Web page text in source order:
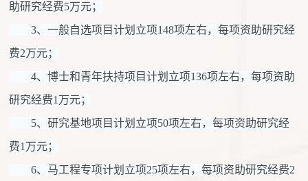
助研究经费5万元；
3、一般自选项目计划立项148项左右，每项资助研究经
费2万元；
4、博士和青年扶持项目计划立项136项左右，每项资助
研究经费1万元；
5、研究基地项目计划立项50项左右，每项资助研究经
费1万元；
6、马工程专项计划立项25项左右，每项资助研究经费2